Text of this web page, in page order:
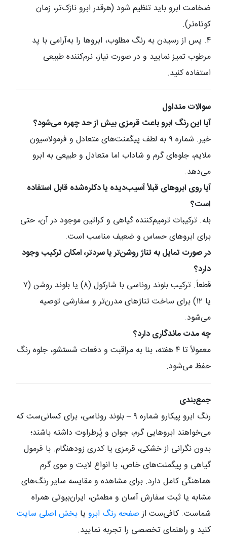
ضخامت ابرو باید تنظیم شود (هرقدر ابرو نازک‌تر، زمان
کوتاه‌تر).
۴. پس از رسیدن به رنگ مطلوب، ابروها را به‌آرامی با پد
مرطوب تمیز نمایید و در صورت نیاز، نرم‌کننده طبیعی
استفاده کنید.
سوالات متداول
آیا این رنگ ابرو باعث قرمزی بیش از حد چهره می‌شود؟
خیر. شماره ۹ به لطف پیگمنت‌های متعادل و فرمولاسیون
ملایم، جلوه‌ای گرم و شاداب اما متعادل و طبیعی به ابرو
می‌دهد.
آیا روی ابروهای قبلاً آسیب‌دیده یا دکلره‌شده قابل استفاده
است؟
بله. ترکیبات ترمیم‌کننده گیاهی و کراتین موجود در آن، حتی
برای ابروهای حساس و ضعیف مناسب است.
در صورت تمایل به تناژ روشن‌تر یا سردتر، امکان ترکیب وجود
دارد؟
قطعاً. ترکیب بلوند روناسی با شارکول (۸) یا بلوند روشن (۷
یا ۱۲) برای ساخت تناژهای مدرن‌تر و سفارشی توصیه
می‌شود.
چه مدت ماندگاری دارد؟
معمولاً تا ۴ هفته، بنا به مراقبت و دفعات شستشو، جلوه رنگ
حفظ می‌شود.
جمع‌بندی
رنگ ابرو پیکارو شماره ۹ – بلوند روناسی، برای کسانی‌ست که
می‌خواهند ابروهایی گرم، جوان و پُرطراوت داشته باشند؛
بدون نگرانی از خشکی، قرمزی یا کدری زودهنگام. با فرمول
گیاهی و پیگمنت‌های خاص، با انواع لایت و موی گرم
هماهنگی کامل دارد. برای مشاهده و مقایسه سایر رنگ‌های
مشابه یا ثبت سفارش آسان و مطمئن، ایران‌بیوتی همراه
شماست. کافی‌ست ازصفحه رنگ ابرو یا بخش اصلی سایت
کنید و راهنمای تخصصی را تجربه نمایید.